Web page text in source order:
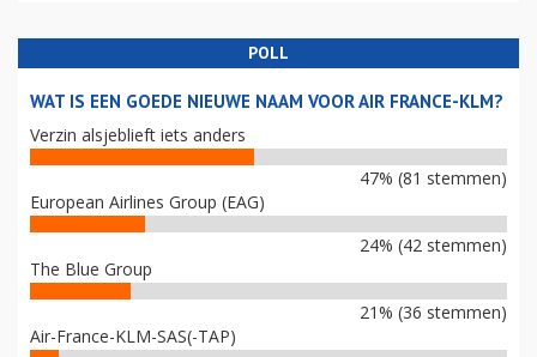
POLL
WAT IS EEN GOEDE NIEUWE NAAM VOOR AIR FRANCE-KLM?
Verzin alsjeblieft iets anders
47% (81 stemmen)
European Airlines Group (EAG)
24% (42 stemmen)
The Blue Group
21% (36 stemmen)
Air-France-KLM-SAS(-TAP)